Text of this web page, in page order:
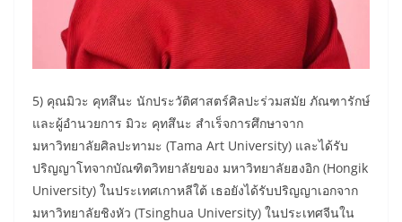
5) คุณมิวะ คุทสึนะ นักประวัติศาสตร์ศิลปะร่วมสมัย ภัณฑารักษ์
และผู้อำนวยการ มิวะ คุทสึนะ สำเร็จการศึกษาจาก
มหาวิทยาลัยศิลปะทามะ (Tama Art University) และได้รับ
ปริญญาโทจากบัณฑิตวิทยาลัยของ มหาวิทยาลัยฮงอิก (Hongik
University) ในประเทศเกาหลีใต้ เธอยังได้รับปริญญาเอกจาก
มหาวิทยาลัยชิงหัว (Tsinghua University) ในประเทศจีนใน